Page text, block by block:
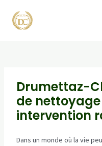
contenu
Drumettaz-
de
intervention
Dans un monde où la vie